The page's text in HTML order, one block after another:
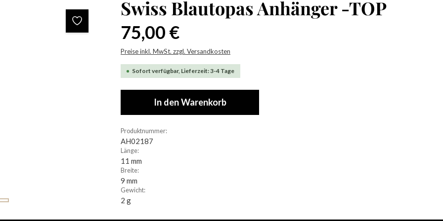
Swiss Blautopas Anhänger -TOP
75,00 €
Preise inkl. MwSt. zzgl. Versandkosten
Sofort verfügbar, Lieferzeit: 3-4 Tage
In den Warenkorb
Produktnummer:
AH02187
Länge:
11 mm
Breite:
9 mm
Gewicht:
2 g